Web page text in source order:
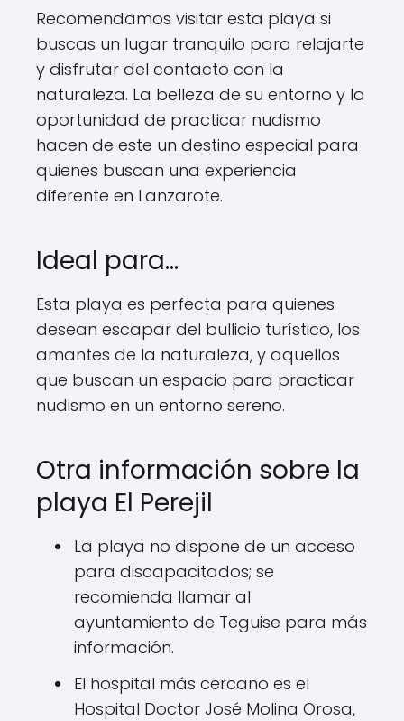
Recomendamos visitar esta playa si
buscas un lugar tranquilo para relajarte
y disfrutar del contacto con la
naturaleza. La belleza de su entorno y la
oportunidad de practicar nudismo
hacen de este un destino especial para
quienes buscan una experiencia
diferente en Lanzarote.
Ideal para…
Esta playa es perfecta para quienes
desean escapar del bullicio turístico, los
amantes de la naturaleza, y aquellos
que buscan un espacio para practicar
nudismo en un entorno sereno.
Otra información sobre la
playa El Perejil
La playa no dispone de un acceso
para discapacitados; se
recomienda llamar al
ayuntamiento de Teguise para más
información.
El hospital más cercano es el
Hospital Doctor José Molina Orosa,